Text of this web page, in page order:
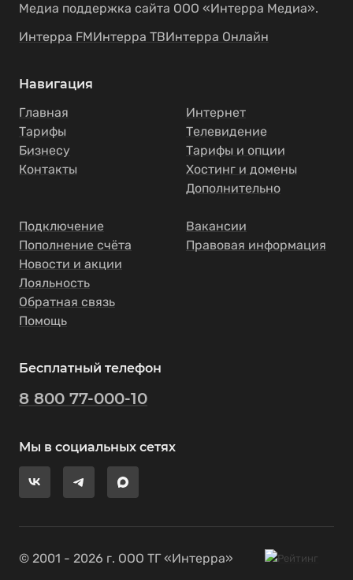
Медиа поддержка сайта ООО «Интерра Медиа».
Интерра FMИнтерра ТВИнтерра Онлайн
Навигация
Главная
Тарифы
Бизнесу
Контакты
Интернет
Телевидение
Тарифы и опции
Хостинг и домены
Дополнительно
Подключение
Пополнение счёта
Новости и акции
Лояльность
Обратная связь
Помощь
Вакансии
Правовая информация
Бесплатный телефон
8 800 77-000-10
Мы в социальных сетях
© 2001 - 2026 г. ООО ТГ «Интерра»